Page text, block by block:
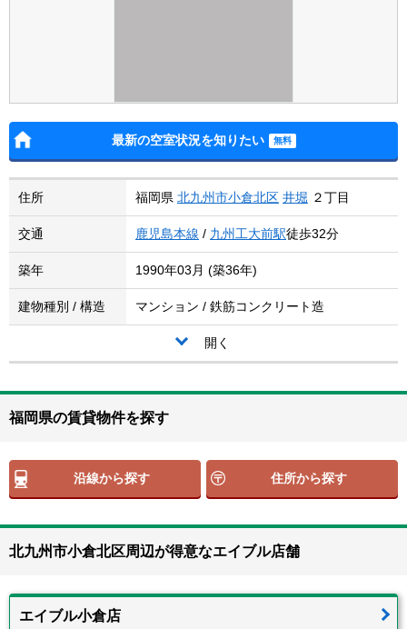
最新の空室状況を知りたい
住所 福岡県 北九州市小倉北区 井堀 ２丁目
交通 鹿児島本線 / 九州工大前駅徒歩32分
築年 1990年03月 (築36年)
建物種別 / 構造 マンション / 鉄筋コンクリート造
開く
福岡県の賃貸物件を探す
沿線から探す 住所から探す
北九州市小倉北区周辺が得意なエイブル店舗
エイブル小倉店